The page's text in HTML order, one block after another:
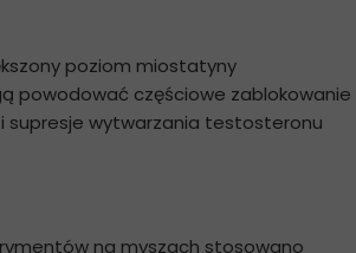
poziom miostatyny
powodować częściowe zablokowanie
supresje wytwarzania testosteronu
na myszach stosowano